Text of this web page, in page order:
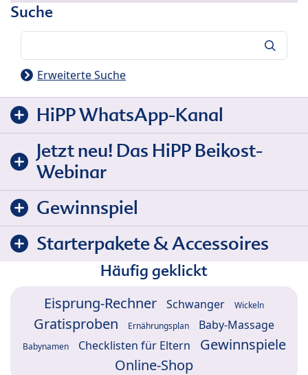
Suche
Erweiterte Suche
HiPP WhatsApp-Kanal
Jetzt neu! Das HiPP Beikost-
Webinar
Gewinnspiel
Starterpakete & Accessoires
Häufig geklickt
Eisprung-Rechner Schwanger Wickeln
Gratisproben Ernährungsplan Baby-Massage
Babynamen Checklisten für Eltern
Gewinnspiele
Online-Shop